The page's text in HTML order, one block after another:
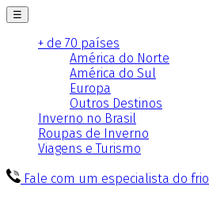
☰
+ de 70 países
América do Norte
América do Sul
Europa
Outros Destinos
Inverno no Brasil
Roupas de Inverno
Viagens e Turismo
Fale com um especialista do frio